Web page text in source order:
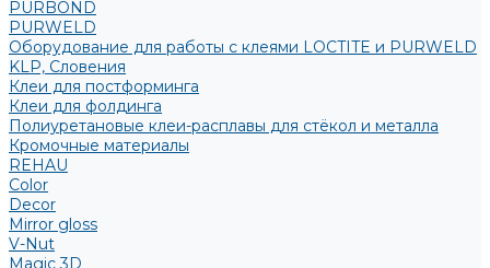
PURBOND
PURWELD
Оборудование для работы с клеями LOCTITE и PURWELD
KLP, Словения
Клеи для постформинга
Клеи для фолдинга
Полиуретановые клеи-расплавы для стёкол и металла
Кромочные материалы
REHAU
Color
Decor
Mirror gloss
V-Nut
Magic 3D